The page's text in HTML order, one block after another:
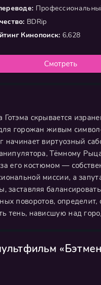
BDRip
Кинопоиск: 6,628
Смотреть
скрывается
горожан живым
виртуозный
Тёмному
его костюмом —
миссии, а
поворотов, определит,
тень, нависшую над